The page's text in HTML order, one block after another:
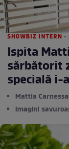
SHOWBIZ INTERN
Ispita
sărbătorit
specială i-
Mattia
Imagini